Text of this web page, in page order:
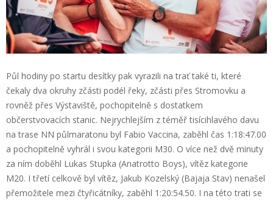
Půl hodiny po startu desítky pak vyrazili na trať také ti, které
čekaly dva okruhy zčásti podél řeky, zčásti přes Stromovku a
rovněž přes Výstaviště, pochopitelně s dostatkem
občerstvovacích stanic. Nejrychlejším z téměř tisícihlavého davu
na trase NN půlmaratonu byl Fabio Vaccina, zaběhl čas 1:18:47.00
a pochopitelně vyhrál i svou kategorii M30. O více než dvě minuty
za ním doběhl Lukas Stupka (Anatrotto Boys), vítěz kategorie
M20. I třetí celkově byl vítěz, Jakub Kozelský (Bajaja Stav) nenašel
přemožitele mezi čtyřicátníky, zaběhl 1:20:54.50. I na této trati se